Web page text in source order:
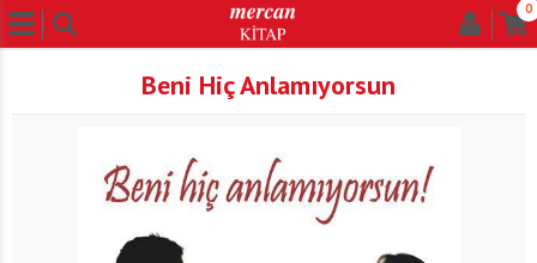
0
Beni Hiç Anlamıyorsun